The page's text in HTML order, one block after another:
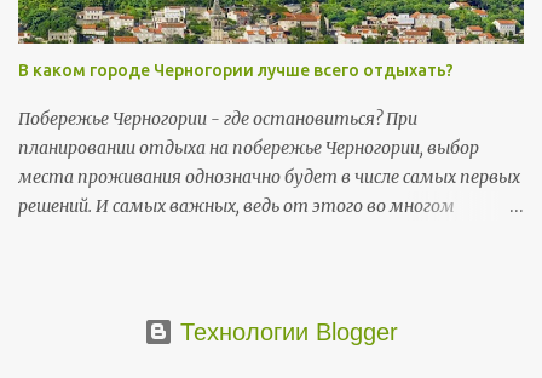
В каком городе Черногории лучше всего отдыхать?
Побережье Черногории - где остановиться? При
планировании отдыха на побережье Черногории, выбор
места проживания однозначно будет в числе самых первых
решений. И самых важных, ведь от этого во многом
сосредоточены на побережье.Технологии Blogger